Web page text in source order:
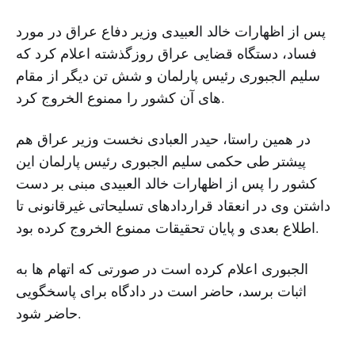
پس از اظهارات خالد العبیدی وزیر دفاع عراق در مورد
فساد، دستگاه قضایی عراق روزگذشته اعلام کرد که
سلیم الجبوری رئیس پارلمان و شش تن دیگر از مقام
های آن کشور را ممنوع الخروج کرد.
در همین راستا، حیدر العبادی نخست ‌وزیر عراق هم
پیشتر طی حکمی سلیم الجبوری رئیس پارلمان این
کشور را پس از اظهارات خالد العبیدی مبنی بر دست
داشتن وی در انعقاد قراردادهای تسلیحاتی غیرقانونی تا
اطلاع بعدی و پایان تحقیقات ممنوع الخروج کرده بود.
الجبوری اعلام کرده است در صورتی که اتهام ها به
اثبات برسد، حاضر است در دادگاه برای پاسخگویی
حاضر شود.